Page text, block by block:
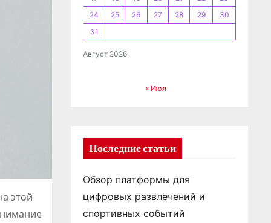
этой
Август 2026
24
25 26 27 28 29
30
31
« Июл
Последние статьи
Обзор платформы для
цифровых развлечений и
спортивных событий